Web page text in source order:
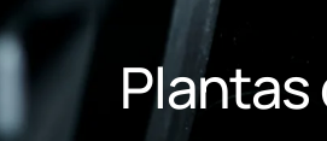
Plantas